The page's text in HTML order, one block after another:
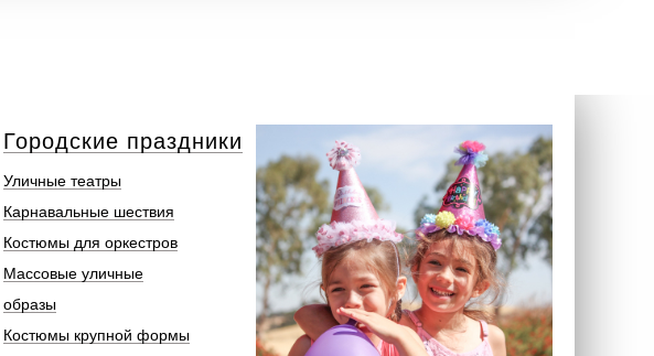
Уличные театры
Карнавальные шествия
Костюмы для оркестров
Массовые уличные
образы
Костюмы крупной формы
Городские праздники